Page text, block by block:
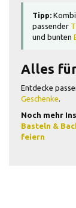
Tipp:
passender
und bunten
Alles
Entdecke
Geschenke.
Noch mehr
Basteln &
feiern